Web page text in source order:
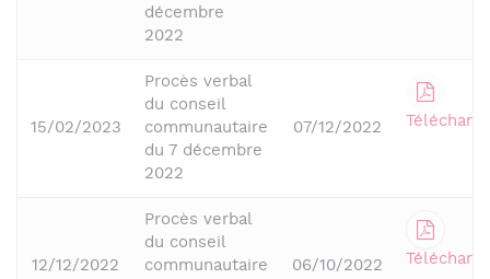
décembre
2022
15/02/2023
Procès verbal
du conseil
communautaire
du 7 décembre
2022
07/12/2022
12/12/2022
Procès verbal
du conseil
communautaire
06/10/2022